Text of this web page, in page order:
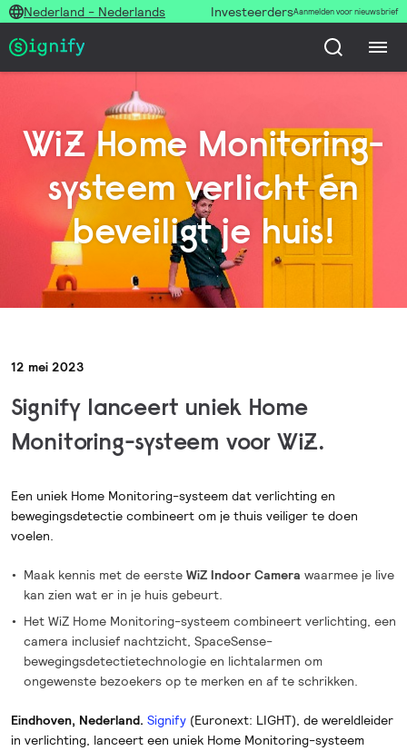
Nederland - Nederlands InvesteerdersAanmelden voor nieuwsbrief
WiZ Home Monitoring-
systeem verlicht én
beveiligt je huis!
12 mei 2023
Signify lanceert uniek Home
Monitoring-systeem voor WiZ.
Een uniek Home Monitoring-systeem dat verlichting en
bewegingsdetectie combineert om je thuis veiliger te doen
voelen.
Maak kennis met de eerste WiZ Indoor Camera waarmee je live
kan zien wat er in je huis gebeurt.
Het WiZ Home Monitoring-systeem combineert verlichting, een
camera inclusief nachtzicht, SpaceSense-
bewegingsdetectietechnologie en lichtalarmen om
ongewenste bezoekers op te merken en af te schrikken.
Eindhoven, Nederland. Signify(Euronext: LIGHT), de wereldleider
in verlichting, lanceert een uniek Home Monitoring-systeem